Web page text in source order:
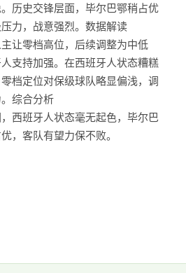
历史交锋层面，毕尔巴鄂稍占优
力，战意强烈。数据解读
让零档高位，后续调整为中低
支持加强。在西班牙人状态糟糕
档定位对保级球队略显偏浅，调
综合分析
西班牙人状态毫无起色，毕尔巴
，客队有望力保不败。